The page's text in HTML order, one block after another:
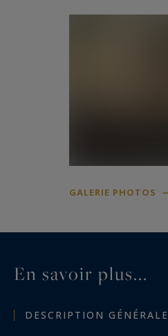
GALERIE PHOTOS
En savoir plus...
DESCRIPTION GÉNÉRALE